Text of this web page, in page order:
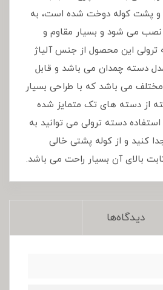
و پشت کوله دوخت شده است، به
نصب می شود و بسیار مقاوم و
این محصول از جنس آلیاژ
دسته چمدان می باشد و قابل
می باشد که با طراحی بسیار
از دسته های تک متمایز شده
دسته ترولی می توانید به
کنید و از کوله پشتی خالی
بالای آن بسیار راحت می باشد.
دیدگاه‌ها